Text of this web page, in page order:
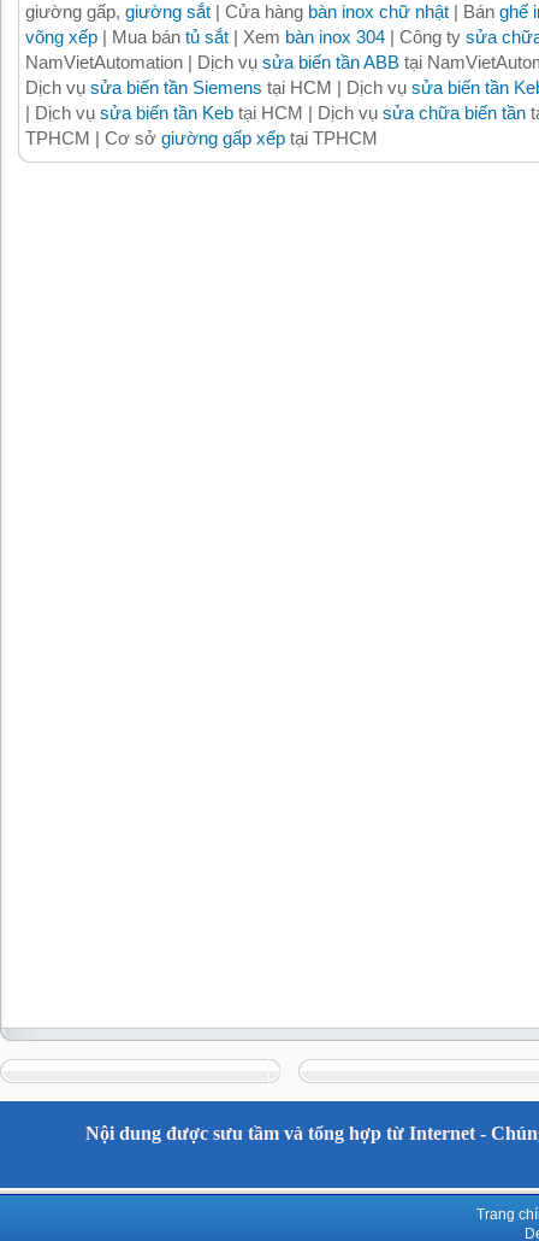
giường gấp, giường sắt | Cửa hàng bàn inox chữ nhật | Bán ghế
võng xếp | Mua bán tủ sắt | Xem bàn inox 304 | Công ty sửa
NamVietAutomation | Dịch vụ sửa biến tần ABB tại
Dịch vụ sửa biến tần Siemens tại HCM | Dịch vụ sửa biến tần
| Dịch vụ sửa biến tần Keb tại HCM | Dịch vụ sửa chữa biến tần
TPHCM | Cơ sở giường gấp xếp tại TPHCM
Nội dung được sưu tầm và tổng hợp từ Internet -
Trang